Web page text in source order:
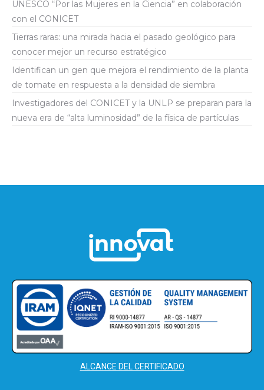
UNESCO “Por las Mujeres en la Ciencia” en colaboración
con el CONICET
Tierras raras: una mirada hacia el pasado geológico para
conocer mejor un recurso estratégico
Identifican un gen que mejora el rendimiento de la planta
de tomate en respuesta a la densidad de siembra
Investigadores del CONICET y la UNLP se preparan para la
nueva era de “alta luminosidad” de la física de partículas
ALCANCE DEL CERTIFICADO